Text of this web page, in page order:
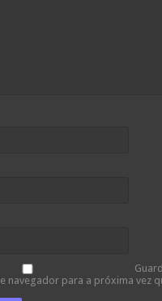
navegador para a próxima vez